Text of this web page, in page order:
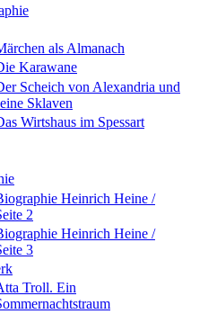
als Almanach
Karawane
Scheich von Alexandria und
Sklaven
Wirtshaus im Spessart
Heinrich Heine /
2
Heinrich Heine /
3
Troll. Ein